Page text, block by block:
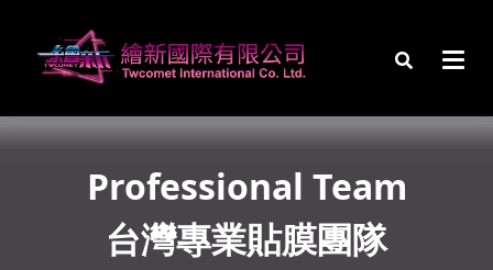
Professional Team
台灣專業貼膜團隊